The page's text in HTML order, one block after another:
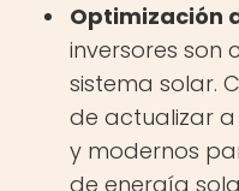
Optimización
inversores son
sistema solar.
de actualizar a
y modernos
de energía